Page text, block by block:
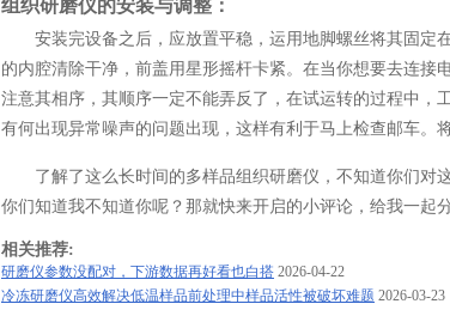
组织研磨仪的安装与调整：
安装完设备之后，应放置平稳，运用地脚螺丝将其固定
的内腔清除干净，前盖用星形摇杆卡紧。在当你想要去连接
注意其相序，其顺序一定不能弄反了，在试运转的过程中，
有何出现异常噪声的问题出现，这样有利于马上检查邮车。
了解了这么长时间的多样品组织研磨仪，不知道你们对
你们知道我不知道你呢？那就快来开启的小评论，给我一起
相关推荐:
研磨仪参数没配对，下游数据再好看也白搭 2026-04-22
冷冻研磨仪高效解决低温样品前处理中样品活性被破坏难题 2026-03-23